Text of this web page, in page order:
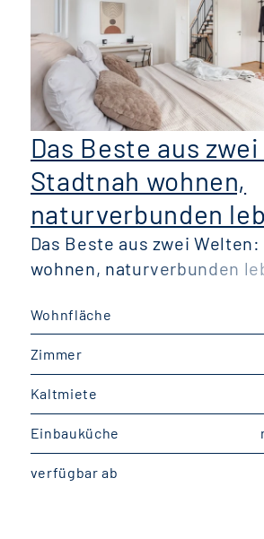
Das Beste aus
Stadtnah wohnen,
naturverbunden
Das Beste aus zwei
wohnen, naturverbunden
Wohnfläche
Zimmer
Kaltmiete
Einbauküche
verfügbar ab